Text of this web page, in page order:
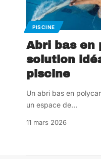
PISCINE
Abri bas en
solution
piscine
Un abri bas en
un espace de…
11 mars 2026